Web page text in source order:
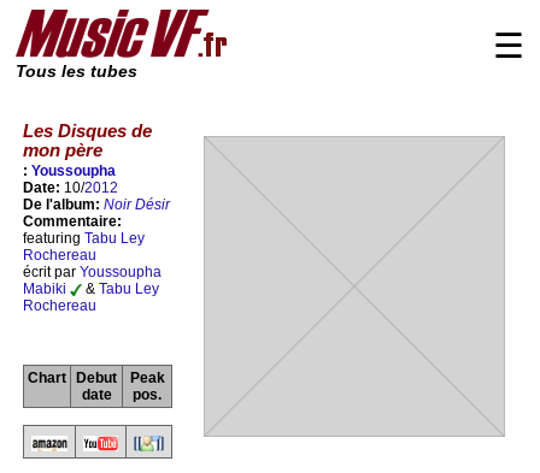
Tous les tubes
☰
Les Disques de
mon père
: Youssoupha
Date: 10/2012
De l'album: Noir Désir
Commentaire:
featuring Tabu Ley
Rochereau
écrit par Youssoupha
Mabiki
& Tabu Ley
Rochereau
Chart
Debut
date
Peak
pos.